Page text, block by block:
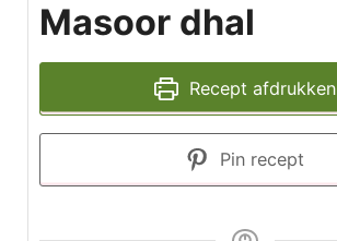
Masoor dhal
Recept afdrukken
Pin recept